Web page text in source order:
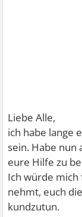
Liebe Alle,
ich habe lange
sein. Habe nun
eure Hilfe zu
Ich würde
nehmt, euch
kundzutun.